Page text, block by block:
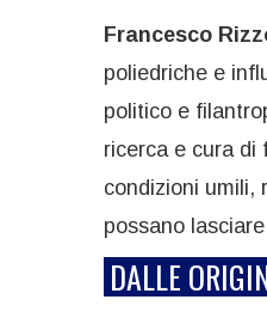
Francesco
poliedriche e
politico e
ricerca e cura di
condizioni umili,
possano
DALLE